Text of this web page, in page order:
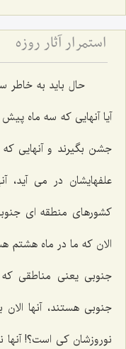
استمرار آثار روزه
حال باید به خاطر
آیا آنهایی که سه ماه
جشن بگیرند و آنهایی
علفهایشان در می آید،
کشورهای منطقه ای
الان که ما در ماه هشتم
جنوبی یعنی مناطقی
جنوبی هستند، آنها
نوروزشان کی است؟!